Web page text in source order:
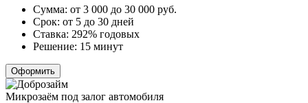
Сумма: от 3 000 до 30 000 руб.
Срок: от 5 до 30 дней
Ставка: 292% годовых
Решение: 15 минут
Оформить
Микрозаём под залог автомобиля